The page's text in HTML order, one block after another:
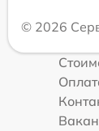
© 2026